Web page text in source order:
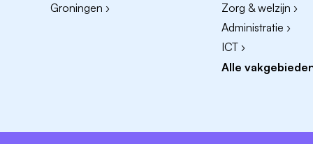
Groningen ›
Zorg & welzijn ›
Administratie ›
ICT ›
Alle